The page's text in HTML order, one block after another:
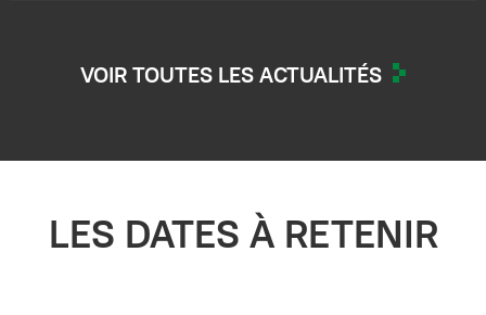
VOIR TOUTES LES ACTUALITÉS
LES DATES À RETENIR